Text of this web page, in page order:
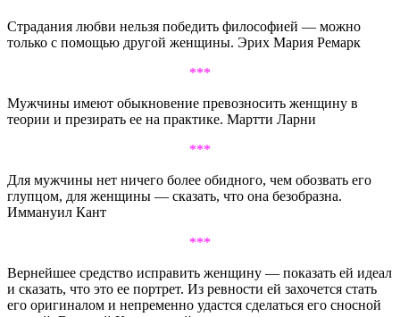
Страдания любви нельзя победить философией — можно
только с помощью другой женщины. Эрих Мария Ремарк
***
Мужчины имеют обыкновение превозносить женщину в
теории и презирать ее на практике. Мартти Ларни
***
Для мужчины нет ничего более обидного, чем обозвать его
глупцом, для женщины — сказать, что она безобразна.
Иммануил Кант
***
Вернейшее средство исправить женщину — показать ей идеал
и сказать, что это ее портрет. Из ревности ей захочется стать
его оригиналом и непременно удастся сделаться его сносной